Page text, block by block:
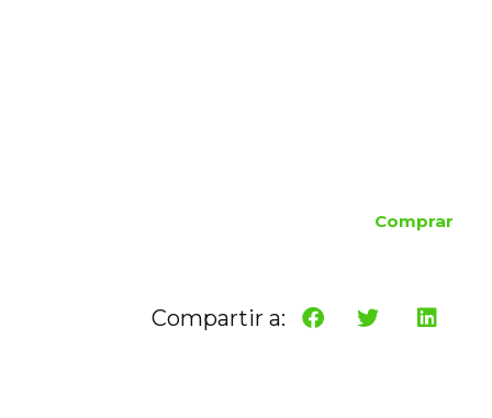
Comprar
Compartir a: